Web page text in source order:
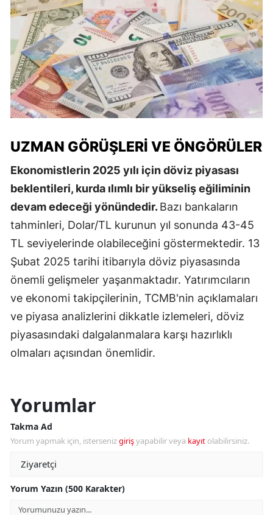
UZMAN GÖRÜŞLERI VE ÖNGÖRÜLER
Ekonomistlerin 2025 yılı için döviz piyasası
beklentileri, kurda ılımlı bir yükseliş eğiliminin
devam edeceği yönündedir.Bazı bankaların
tahminleri, Dolar/TL kurunun yıl sonunda 43-45
TL seviyelerinde olabileceğini göstermektedir. 13
Şubat 2025 tarihi itibarıyla döviz piyasasında
önemli gelişmeler yaşanmaktadır. Yatırımcıların
ve ekonomi takipçilerinin, TCMB'nin açıklamaları
ve piyasa analizlerini dikkatle izlemeleri, döviz
piyasasındaki dalgalanmalara karşı hazırlıklı
olmaları açısından önemlidir.
Yorumlar
Takma Ad
Yorum yapmak için, istersenizgirişyapabilir veya kayıt olabilirsiniz.
Yorum Yazın (500 Karakter)